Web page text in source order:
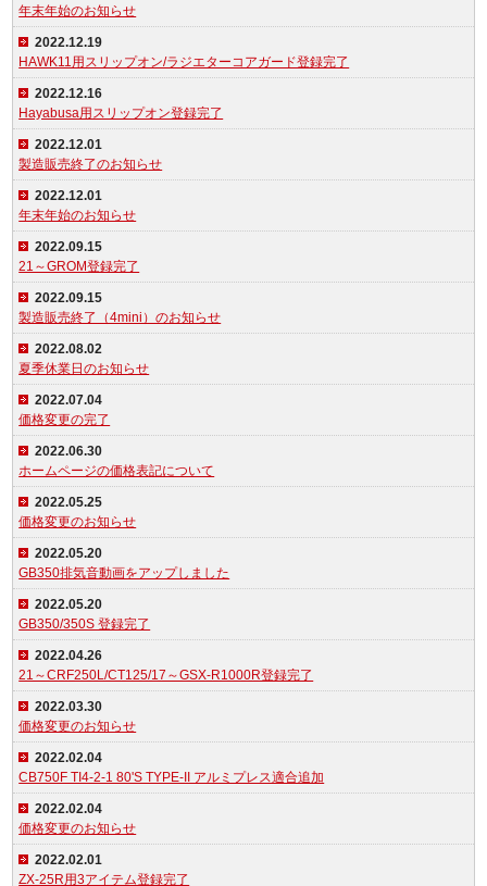
年末年始のお知らせ
2022.12.19
HAWK11用スリップオン/ラジエターコアガード登録完了
2022.12.16
Hayabusa用スリップオン登録完了
2022.12.01
製造販売終了のお知らせ
2022.12.01
年末年始のお知らせ
2022.09.15
21～GROM登録完了
2022.09.15
製造販売終了（4mini）のお知らせ
2022.08.02
夏季休業日のお知らせ
2022.07.04
価格変更の完了
2022.06.30
ホームページの価格表記について
2022.05.25
価格変更のお知らせ
2022.05.20
GB350排気音動画をアップしました
2022.05.20
GB350/350S 登録完了
2022.04.26
21～CRF250L/CT125/17～GSX-R1000R登録完了
2022.03.30
価格変更のお知らせ
2022.02.04
CB750F TI4-2-1 80'S TYPE-II アルミプレス適合追加
2022.02.04
価格変更のお知らせ
2022.02.01
ZX-25R用3アイテム登録完了